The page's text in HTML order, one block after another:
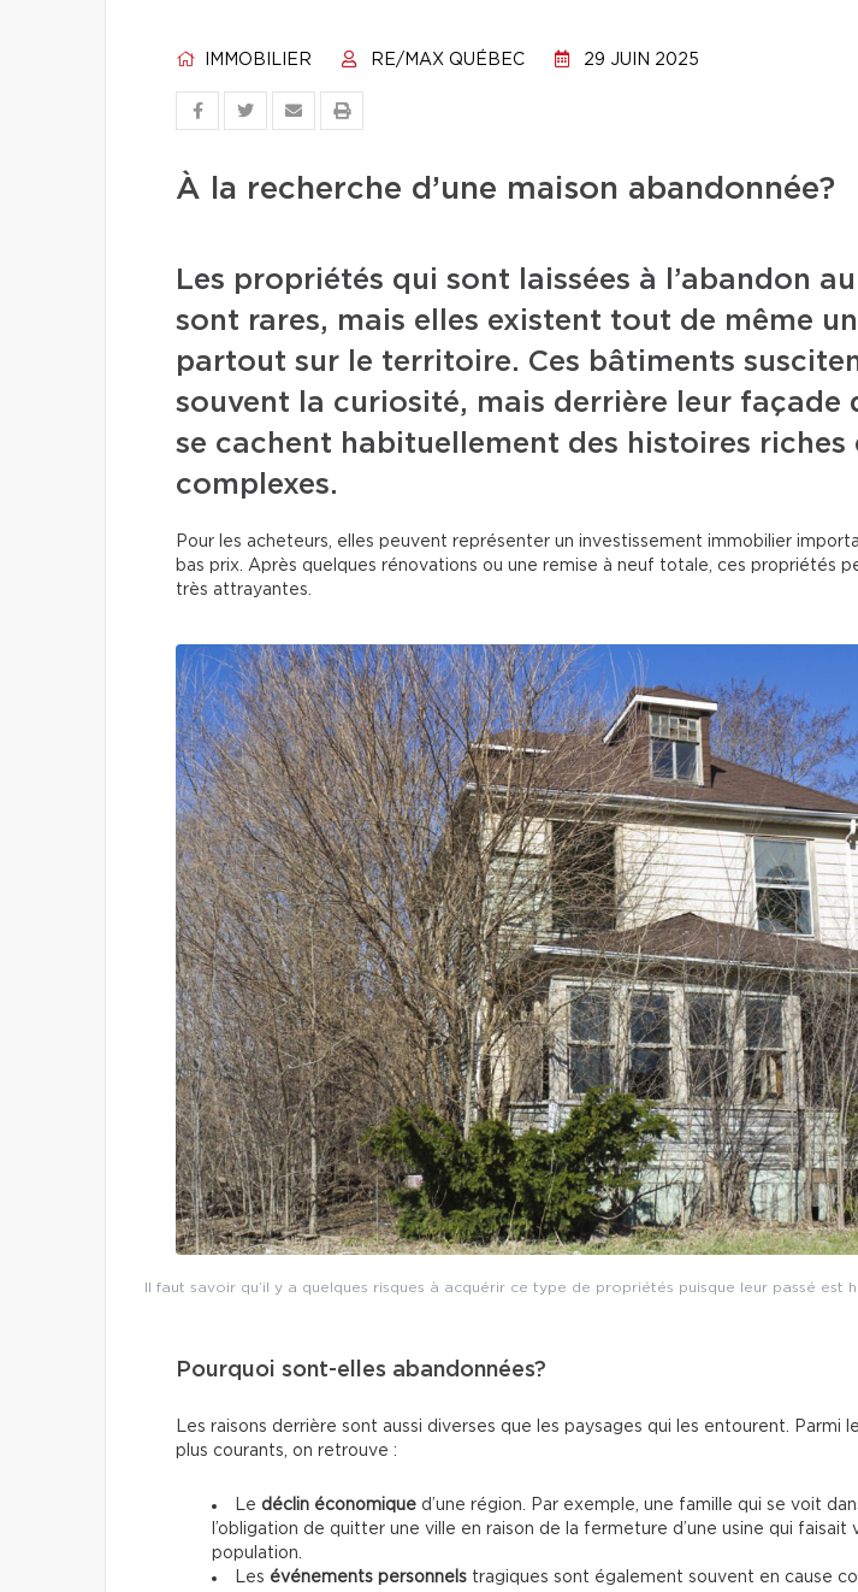
IMMOBILIER RE/MAX QUÉBEC 29 JUIN 2025
À la recherche d’une maison abandonnée?
Les propriétés qui sont laissées à l’abandon
sont rares, mais elles existent tout de même
partout sur le territoire. Ces bâtiments
souvent la curiosité, mais derrière leur façade
se cachent habituellement des histoires riches
complexes.
Pour les acheteurs, elles peuvent représenter un investissement immobilier
bas prix. Après quelques rénovations ou une remise à neuf totale, ces propriétés
très attrayantes.
Il faut savoir qu’il y a quelques risques à acquérir ce type de propriétés puisque leur passé est
Pourquoi sont-elles abandonnées?
Les raisons derrière sont aussi diverses que les paysages qui les entourent. Parmi
plus courants, on retrouve :
Le déclin économique d’une région. Par exemple, une famille qui se voit
l’obligation de quitter une ville en raison de la fermeture d’une usine qui faisait
population.
Les événements personnels tragiques sont également souvent en cause